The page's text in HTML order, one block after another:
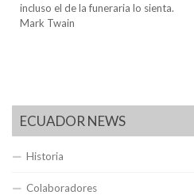
incluso el de la funeraria lo sienta.
Mark Twain
ECUADOR NEWS
Historia
Colaboradores